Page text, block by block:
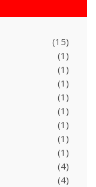
(15)
(1)
(1)
(1)
(1)
(1)
(1)
(1)
(1)
(4)
(4)